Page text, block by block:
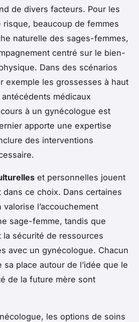
de divers facteurs. Pour les
beaucoup de femmes
naturelle des sages-femmes,
centré sur le bien-
Dans des scénarios
exemple les grossesses à haut
médicaux
à un gynécologue est
apporte une expertise
des interventions
et personnelles jouent
ce choix. Dans certaines
l’accouchement
sage-femme, tandis que
la sécurité de ressources
avec un gynécologue. Chacun
place autour de l’idée que le
de la future mère sont
les options de soins